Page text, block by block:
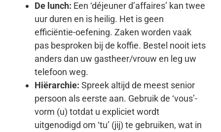
De lunch: Een ‘déjeuner d’affaires’ kan twee
uur duren en is heilig. Het is geen
efficiëntie-oefening. Zaken worden vaak
pas besproken bij de koffie. Bestel nooit iets
anders dan uw gastheer/vrouw en leg uw
telefoon weg.
Hiërarchie: Spreek altijd de meest senior
persoon als eerste aan. Gebruik de ‘vous’-
vorm (u) totdat u expliciet wordt
uitgenodigd om ‘tu’ (jij) te gebruiken, wat in